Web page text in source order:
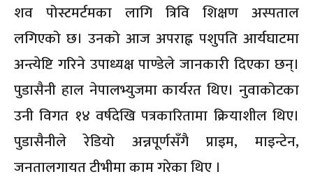
शव पोस्टमर्टमका लागि त्रिवि शिक्षण अस्पताल
लगिएको छ। उनको आज अपराह्न पशुपति आर्यघाटमा
अन्त्येष्टि गरिने उपाध्यक्ष पाण्डेले जानकारी दिएका छन्।
पुडासैनी हाल नेपालभ्युजमा कार्यरत थिए। नुवाकोटका
उनी विगत १४ वर्षदेखि पत्रकारितामा क्रियाशील थिए।
पुडासैनीले रेडियो अन्नपूर्णसँगै प्राइम, माइन्टेन,
जनतालगायत टीभीमा काम गरेका थिए ।